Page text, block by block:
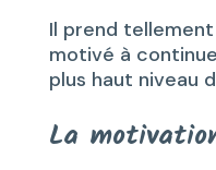
Il prend
motivé à
plus haut niveau
La